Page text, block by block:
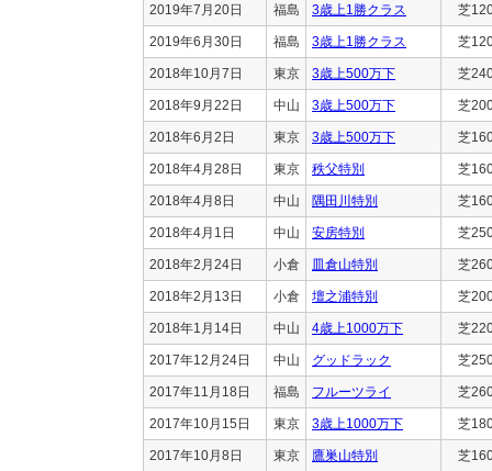
2019年7月20日 福島 3歳上1勝クラス 芝
2019年6月30日 福島 3歳上1勝クラス 芝
2018年10月7日 東京 3歳上500万下 芝
2018年9月22日 中山 3歳上500万下 芝
2018年6月2日 東京 3歳上500万下 芝
2018年4月28日 東京 秩父特別 芝
2018年4月8日 中山 隅田川特別 芝
2018年4月1日 中山 安房特別 芝
2018年2月24日 小倉 皿倉山特別 芝
2018年2月13日 小倉 壇之浦特別 芝
2018年1月14日 中山 4歳上1000万下 芝
2017年12月24日 中山 グッドラック 芝
2017年11月18日 福島 フルーツライ 芝
2017年10月15日 東京 3歳上1000万下 芝
2017年10月8日 東京 鷹巣山特別 芝